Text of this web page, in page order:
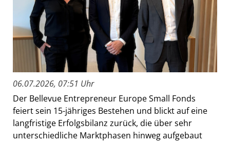
06.07.2026, 07:51 Uhr
Der Bellevue Entrepreneur Europe Small Fonds
feiert sein 15-jähriges Bestehen und blickt auf eine
langfristige Erfolgsbilanz zurück, die über sehr
unterschiedliche Marktphasen hinweg aufgebaut